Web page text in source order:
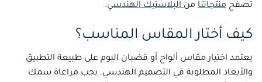
تصفح منتجاتنا منالبلاستيك الهندسي.
كيف أختار المقاس المناسب؟
يعتمد اختيار مقاس ألواح أو قضبان البوم على طبيعة التطبيق
والأبعاد المطلوبة في التصميم الهندسي. يجب مراعاة سمك